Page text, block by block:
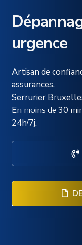
urgence
Artisan de
assurances.
Serrurier
En moins de 30
24h/7j.